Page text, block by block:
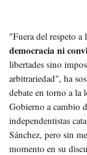
"Fuera del respeto a
democracia ni
libertades sino
arbitrariedad", ha
debate en torno a la
Gobierno a cambio
independentistas
Sánchez, pero sin
momento en su